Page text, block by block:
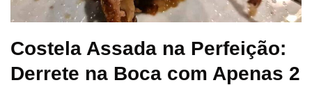
Costela Assada na Perfeição:
Derrete na Boca com Apenas 2